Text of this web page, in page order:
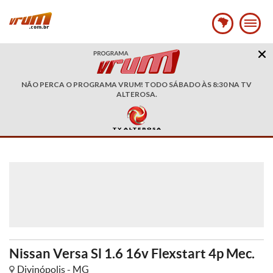
NÃO PERCA O PROGRAMA VRUM! TODO SÁBADO ÀS 8:30 NA TV
ALTEROSA.
Nissan Versa Sl 1.6 16v Flexstart 4p Mec.
Divinópolis - MG